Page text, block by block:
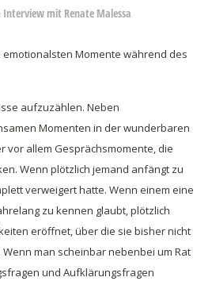
Interview mit Renate Malessa
Momente während des
aufzuzählen. Neben
Momenten in der wunderbaren
vor allem Gesprächsmomente, die
Wenn plötzlich jemand anfängt zu
verweigert hatte. Wenn einem eine
zu kennen glaubt, plötzlich
eröffnet, über die sie bisher nicht
man scheinbar nebenbei um Rat
und Aufklärungsfragen